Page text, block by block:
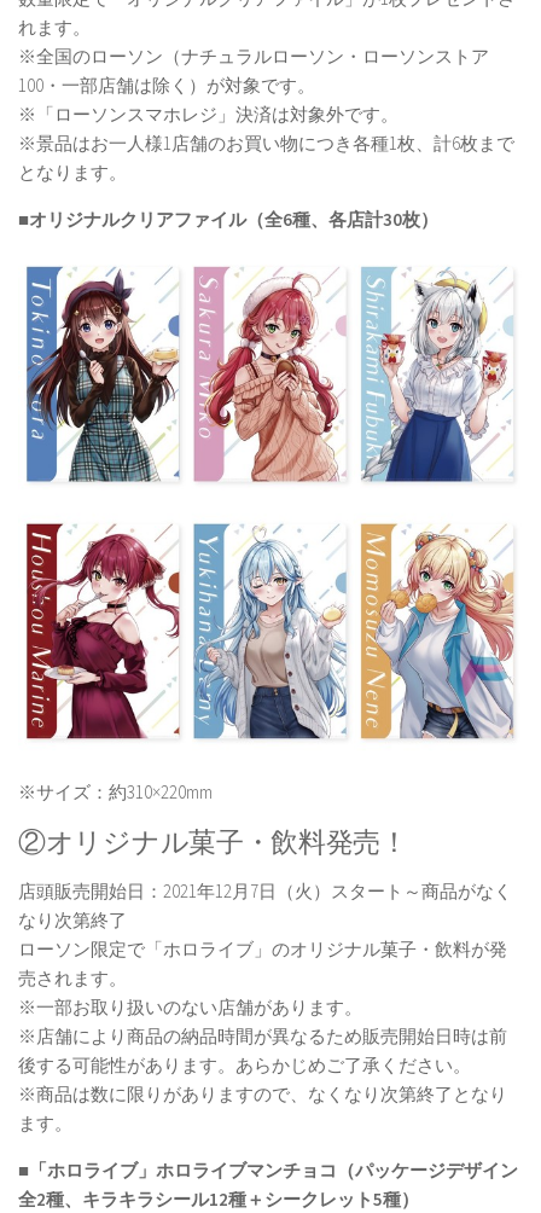
れます。
※全国のローソン（ナチュラルローソン・ローソンストア
100・一部店舗は除く）が対象です。
※「ローソンスマホレジ」決済は対象外です。
※景品はお一人様1店舗のお買い物につき各種1枚、計6枚まで
となります。
■オリジナルクリアファイル（全6種、各店計30枚）
※サイズ：約310×220mm
②オリジナル菓子・飲料発売！
店頭販売開始日：2021年12月7日（火）スタート～商品がなく
なり次第終了
ローソン限定で「ホロライブ」のオリジナル菓子・飲料が発
売されます。
※一部お取り扱いのない店舗があります。
※店舗により商品の納品時間が異なるため販売開始日時は前
後する可能性があります。あらかじめご了承ください。
※商品は数に限りがありますので、なくなり次第終了となり
ます。
■「ホロライブ」ホロライブマンチョコ（パッケージデザイン
全2種、キラキラシール12種＋シークレット5種）